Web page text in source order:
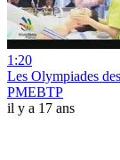
1:20
Les Olympiades
PMEBTP
il y a 17 ans